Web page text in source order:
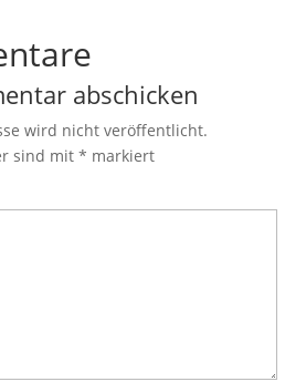
abschicken
wird nicht veröffentlicht.
sind mit * markiert